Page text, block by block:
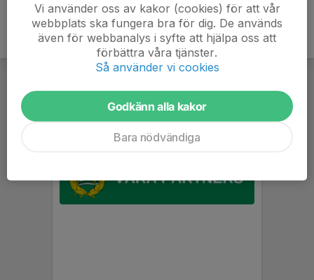
Vi använder oss av kakor (cookies) för att vår
webbplats ska fungera bra för dig. De används
även för webbanalys i syfte att hjälpa oss att
förbättra våra tjänster.
Så använder vi cookies
Godkänn alla kakor
Bara nödvändiga